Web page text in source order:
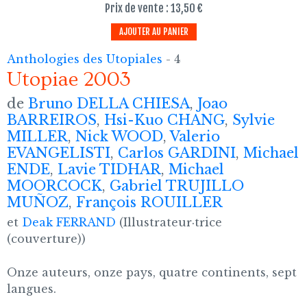
Prix de vente : 13,50 €
AJOUTER AU PANIER
Anthologies des Utopiales - 4
Utopiae 2003
de Bruno DELLA CHIESA, Joao
BARREIROS, Hsi-Kuo CHANG, Sylvie
MILLER, Nick WOOD,Valerio
EVANGELISTI, Carlos GARDINI, Michael
ENDE, Lavie TIDHAR, Michael
MOORCOCK, Gabriel TRUJILLO
MUÑOZ, François ROUILLER
et Deak FERRAND (Illustrateur·trice
(couverture))
Onze auteurs, onze pays, quatre continents, sept
langues.